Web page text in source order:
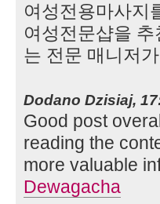
여성전용마사지
여성전문샵을
는 전문 매니저
Dodano Dzisiaj,
Good post
reading the
more valuable
Dewagacha